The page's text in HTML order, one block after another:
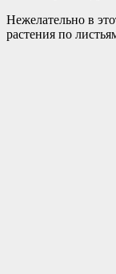
Нежелательно в
растения по